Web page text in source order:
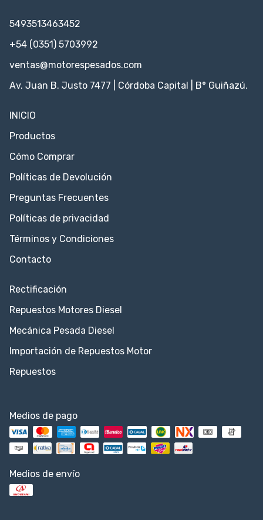
5493513463452
+54 (0351) 5703992
ventas@motorespesados.com
Av. Juan B. Justo 7477 | Córdoba Capital | B° Guiñazú.
INICIO
Productos
Cómo Comprar
Políticas de Devolución
Preguntas Frecuentes
Políticas de privacidad
Términos y Condiciones
Contacto
Rectificación
Repuestos Motores Diesel
Mecánica Pesada Diesel
Importación de Repuestos Motor
Repuestos
Medios de pago
Medios de envío